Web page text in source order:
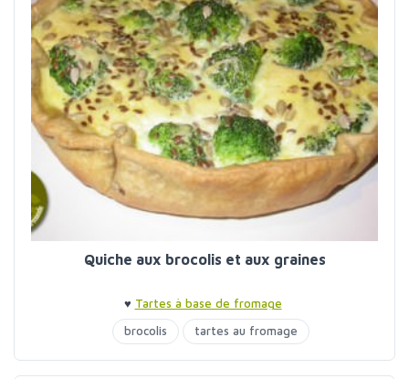
Quiche aux brocolis et aux graines
♥ Tartes à base de fromage
brocolis
tartes au fromage